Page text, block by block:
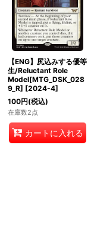
【ENG】尻込みする優等
生/Reluctant Role
Model[MTG_DSK_028
9_R] [2024-4]
100円(税込)
在庫数2点
カートに入れる